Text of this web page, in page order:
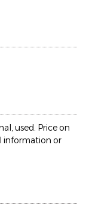
used. Price on
information or